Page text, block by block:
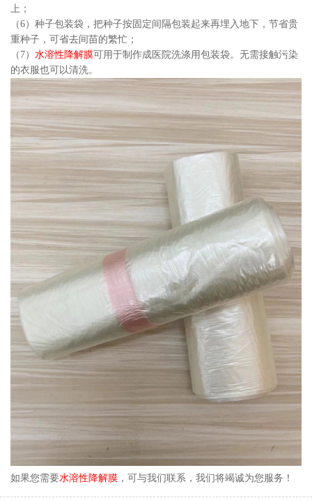
上；
（6）种子包装袋，把种子按固定间隔包装起来再埋入地下，节省贵
重种子，可省去间苗的繁忙；
（7） 水溶性降解膜可用于制作成医院洗涤用包装袋。无需接触污染
的衣服也可以清洗。
如果您需要水溶性降解膜 ，可与我们联系，我们将竭诚为您服务！